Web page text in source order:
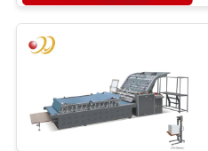
KONTROL
KUALITAS
HUBUNGI
KAMI